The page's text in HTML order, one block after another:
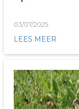
03/07/2025
LEES MEER